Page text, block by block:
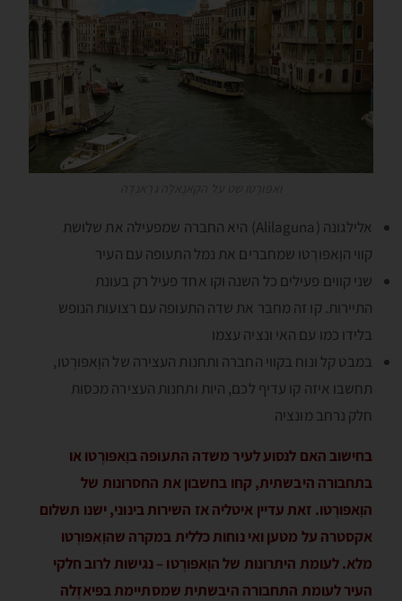
אלילגונה (Alilaguna) היא החברה שמפעילה את שלושת
קווי הוָאפּורֶטו שמחברים את נמל התעופה עם העיר
שני קווים פעילים כל השנה וקו אחד פעיל רק בעונת
התיירות. קו זה מחבר את שדה התעופה עם רצועות הנופש
בלידו כמו עם האי ונציה עצמו
במבט קל ונוח בקווי החברה ותחנות העצירה של הוָאפּורֶטו,
תחשבו איזה קו עדיף לכם, היות ותחנות העצירה מכסות
חלק נרחב מונציה
בחישוב האם לנסוע לעיר משדה התעופה בוָאפּורֶטו או
בתחבורה היבשתית, קחו בחשבון את החסרונות של
הוָאפּורֶטו. זאת עדיין איטליה אז השירות בינוני, ישנו תשלום
אקסטרה על מטען ואי נוחות כללית במקרה שהוָאפּורֶטו
מלא. לעומת היתרונות של הוָאפּורֶטו – נגישות לרוב חלקי
העיר לעומת התחבורה היבשתית שמסתיימת בפּיאזֶלה